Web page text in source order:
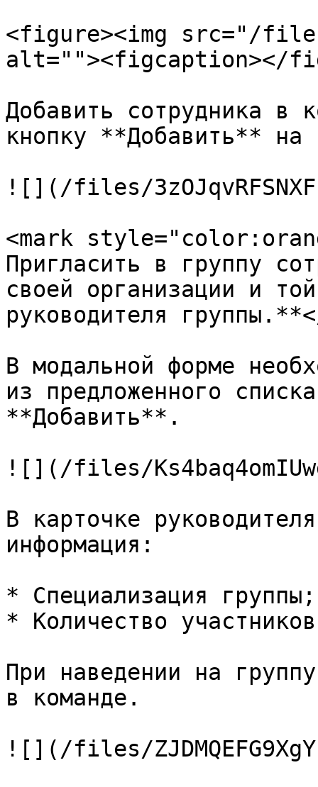
<figure><img src="/files/
alt=""><figcaption></
Добавить сотрудника в
кнопку **Добавить** на
![](/files/
<mark
Пригласить в группу
своей организации и
руководителя
В модальной форме
из предложенного
**Добавить**.
![](/files/
В карточке
информация:
* Специализация группы;
* Количество
При наведении на
в команде.